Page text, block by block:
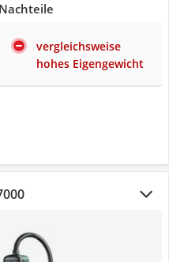
Nachteile
vergleichsweise
hohes Eigengewicht